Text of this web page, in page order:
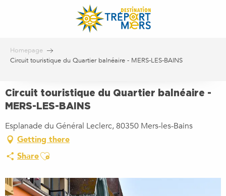
Homepage
Circuit touristique du Quartier balnéaire - MERS-LES-BAINS
Circuit touristique du Quartier balnéaire -
MERS-LES-BAINS
Esplanade du Général Leclerc, 80350 Mers-les-Bains
Getting there
ShareAjouter aux favoris